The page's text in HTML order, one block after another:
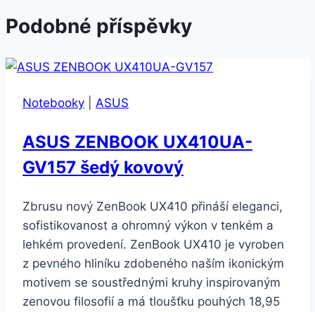
Podobné příspěvky
Notebooky ASUS
ASUS ZENBOOK UX410UA-
GV157 šedý kovový
Zbrusu nový ZenBook UX410 přináší eleganci,
sofistikovanost a ohromný výkon v tenkém a
lehkém provedení. ZenBook UX410 je vyroben
z pevného hliníku zdobeného naším ikonickým
motivem se soustřednými kruhy inspirovaným
zenovou filosofií a má tloušťku pouhých 18,95